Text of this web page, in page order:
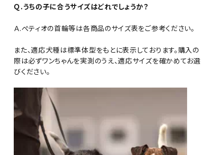
Ｑ.うちの子に合うサイズはどれでしょうか？
Ａ.ぺティオの首輪等は各商品のサイズ表をご参考ください。
また、適応犬種は標準体型をもとに表示しております。購入の
際は必ずワンちゃんを実測のうえ、適応サイズを確かめてお選
びください。